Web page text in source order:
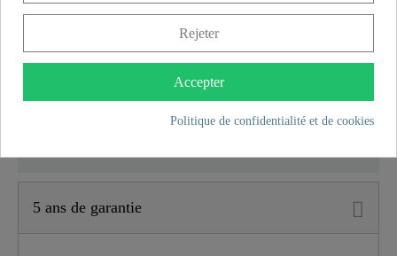
peut être confortablement tourné sur le côté et
facilite ainsi le nettoyage de l'évier. Ce robinet est
idéal pour une utilisation sur un double évier.
Matériau Laiton UBA
5 ans de garantie
Rejeter
Accepter
Politique de confidentialité et de cookies